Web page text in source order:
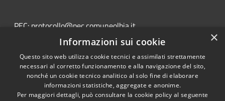
PEC: protocollo@pec.comuneolbia.it
Centralino Unico: 078952000
RSS
Copyright © 2026 • Portale
×
Informazioni sui cookie
Questo sito web utilizza cookie tecnici e assimilati strettamente
necessari al corretto funzionamento e alla navigazione del sito,
nonché un cookie tecnico analitico al solo fine di elaborare
informazioni statistiche, aggregate e anonime.
Per maggiori dettagli, può consultare la cookie policy al seguente